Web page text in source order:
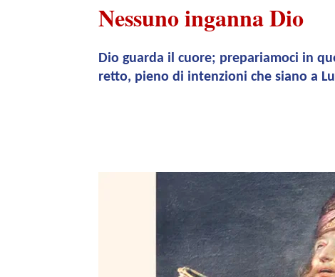
Nessuno inganna Dio
Dio guarda il cuore; prepariamoci in
retto, pieno di intenzioni che siano a